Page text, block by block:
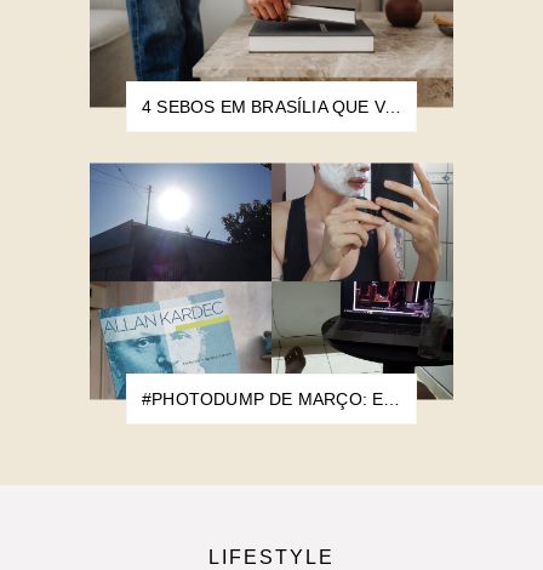
4 SEBOS EM BRASÍLIA QUE VALEM A PENA CONHECER
#PHOTODUMP DE MARÇO: ESTOU MAIS PRÓXIMA DOS 30
LIFESTYLE